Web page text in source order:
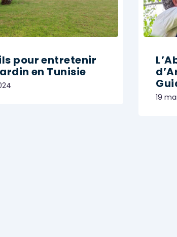
pour entretenir
en Tunisie
19